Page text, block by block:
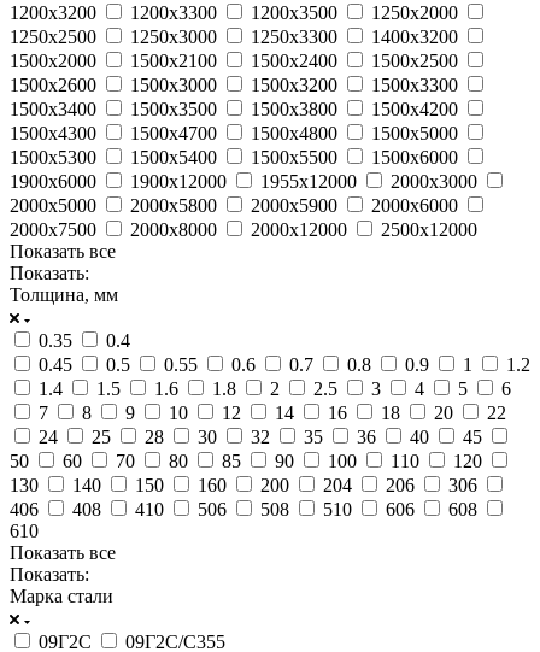
1200х3200
1200х3300 1200х3500
1250х2000
1250х2500
1250х3000 1250х3300
1400х3200
1500х2000
1500х2100 1500х2400
1500х2500
1500х2600
1500х3000 1500х3200
1500х3300
1500х3400
1500х3500 1500х3800
1500х4200
1500х4300
1500х4700 1500х4800
1500х5000
1500х5300
1500х5400 1500х5500
1500х6000
1900х6000
1900х12000 1955х12000
2000х3000
2000х5000
2000х5800 2000х5900
2000х6000
2000х7500
2000х8000 2000х12000
2500х12000
Показать все
Показать:
Толщина, мм
0.35
0.4
0.45
0.5 0.55 0.6 0.7 0.8 0.9 1
1.2
1.4
1.5 1.6 1.8 2 2.5 3 4 5
6
7
8 9 10 12 14 16 18 20
22
24
25 28 30 32 35 36 40
45
50
60 70 80 85 90 100 110
120
130
140 150 160 200 204 206
306
406
408 410 506 508 510 606
608
610
Показать все
Показать:
Марка стали
09Г2С
09Г2С/С355